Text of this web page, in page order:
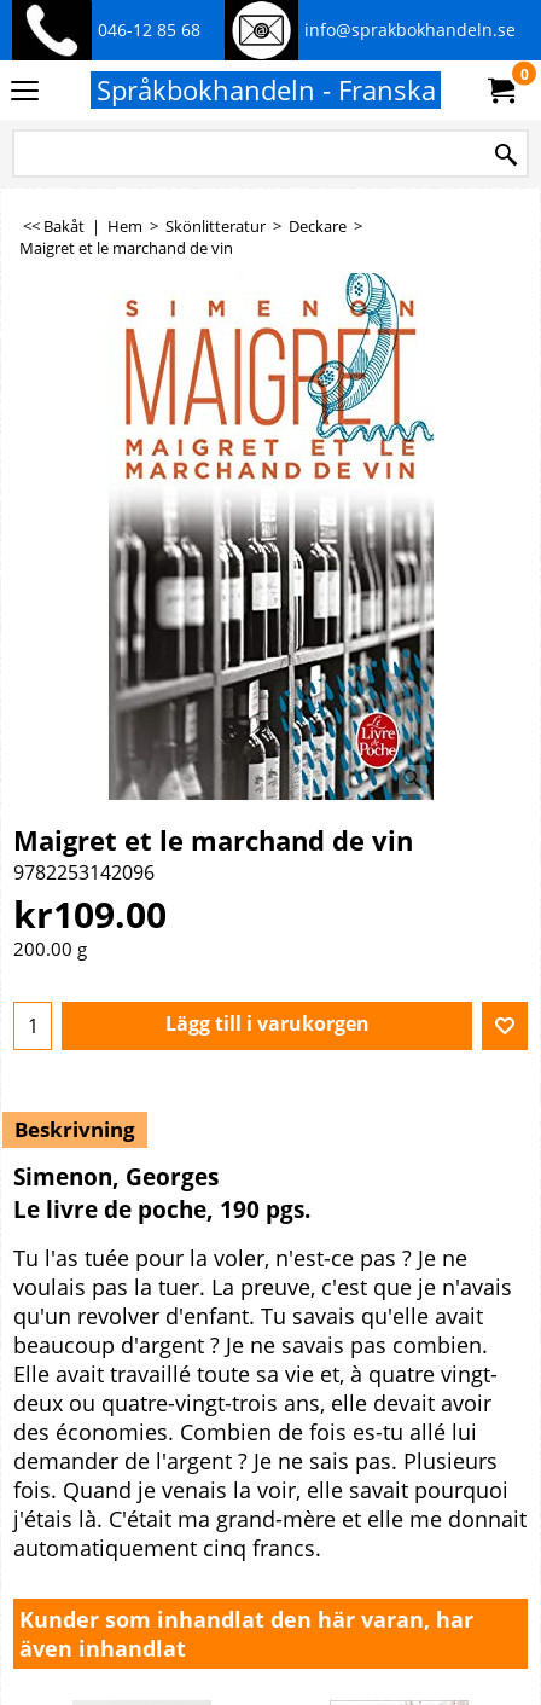
046-12 85 68 info@sprakbokhandeln.se
Språkbokhandeln - Franska 0
<< Bakåt | Hem > Skönlitteratur > Deckare >
Maigret et le marchand de vin
Maigret et le marchand de vin
9782253142096
kr109.00
200.00 g
Lägg till i varukorgen
Beskrivning
Simenon, Georges
Le livre de poche, 190 pgs.
Tu l'as tuée pour la voler, n'est-ce pas ? Je ne
voulais pas la tuer. La preuve, c'est que je n'avais
qu'un revolver d'enfant. Tu savais qu'elle avait
beaucoup d'argent ? Je ne savais pas combien.
Elle avait travaillé toute sa vie et, à quatre vingt-
deux ou quatre-vingt-trois ans, elle devait avoir
des économies. Combien de fois es-tu allé lui
demander de l'argent ? Je ne sais pas. Plusieurs
fois. Quand je venais la voir, elle savait pourquoi
j'étais là. C'était ma grand-mère et elle me donnait
automatiquement cinq francs.
Kunder som inhandlat den här varan, har
även inhandlat